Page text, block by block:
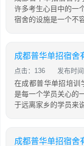
许多考生心目中的一
宿舍的设施是一个不
成都普华单招宿舍
点击：136 发布时
在成都普华单招培训
是每一个学员关心的
于远离家乡的学员来
成都普华单招宿舍